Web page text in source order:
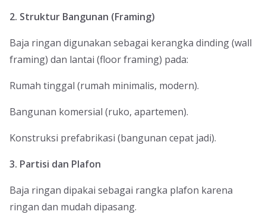
2. Struktur Bangunan (Framing)
Baja ringan digunakan sebagai kerangka dinding (wall
framing) dan lantai (floor framing) pada:
Rumah tinggal (rumah minimalis, modern).
Bangunan komersial (ruko, apartemen).
Konstruksi prefabrikasi (bangunan cepat jadi).
3. Partisi dan Plafon
Baja ringan dipakai sebagai rangka plafon karena
ringan dan mudah dipasang.